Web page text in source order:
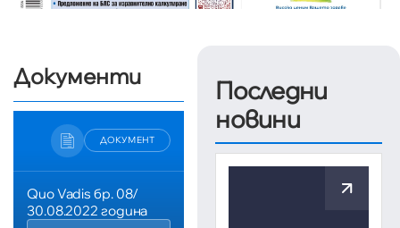
Документи
Quo Vadis бр. 08/
30.08.2022 година
ДОКУМЕНТ
Последни
новини